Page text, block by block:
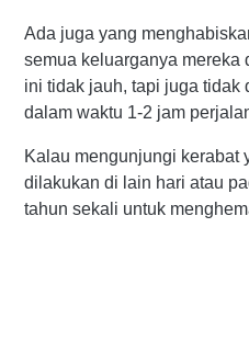
Ada juga yang
semua keluarganya mereka
ini tidak jauh, tapi juga tidak
dalam waktu 1-2 jam
Kalau mengunjungi kerabat
dilakukan di lain hari atau
tahun sekali untuk